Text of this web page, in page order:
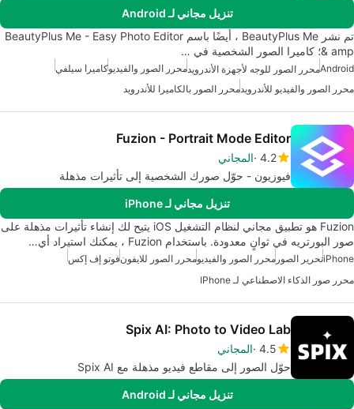
تنزيل مجاني لـ Android
تم نشر BeautyPlus Me ، أيضًا باسم BeautyPlus Me - Easy Photo Editor
& amp؛ كاميرا الصور الشخصية في …
Androidمحرر الصور للوجه لأجهزة الأندرويدمحرر الصور والفيديوكاميرا سيلفي
محرر الصور والفيديو للأندرويدمحرر الصور بالكاميرا للأندرويد
Fuzion - Portrait Mode Editor
4.2 المجاني
فيوزيون - حوّل صورك الشخصية إلى تأثيرات مذهلة
تنزيل مجاني لـ iPhone
Fuzion هو تطبيق مجاني لنظام التشغيل iOS يتيح لك إنشاء تأثيرات مذهلة على
صور البورتريه في ثوانٍ معدودة. باستخدام Fuzion ، يمكنك استيراد أي…
iPhoneتحرير الصور محرر الصور والفيديومحرر الصور للايفونفوتو إف إكس
محرر صور الذكاء الاصطناعي لـ IPhone
Spix AI: Photo to Video Lab
4.5 المجاني
حوّل الصور إلى مقاطع فيديو مذهلة مع Spix AI
تنزيل مجاني لـ Android